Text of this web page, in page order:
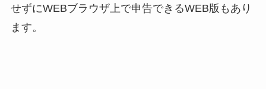
せずにWEBブラウザ上で申告できるWEB版もあり
ます。